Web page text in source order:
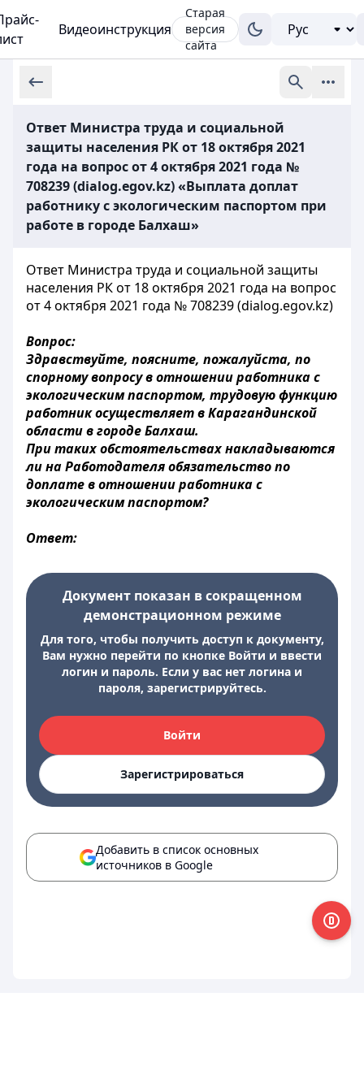
Видеоинструкция
Старая
версия
сайта
Ответ Министра труда и социальной
защиты населения РК от 18 октября 2021
года на вопрос от 4 октября 2021 года №
708239 (dialog.egov.kz) «Выплата доплат
работнику с экологическим паспортом при
работе в городе Балхаш»
Ответ Министра труда и социальной защиты
населения РК от 18 октября 2021 года на вопрос
от 4 октября 2021 года № 708239 (dialog.egov.kz)
Вопрос:
Здравствуйте, поясните, пожалуйста, по
спорному вопросу в отношении работника с
экологическим паспортом, трудовую функцию
работник осуществляет в Карагандинской
области в городе Балхаш.
При таких обстоятельствах накладываются
ли на Работодателя обязательство по
доплате в отношении работника с
экологическим паспортом?
Ответ:
Документ показан в сокращенном
демонстрационном режиме
Для того, чтобы получить доступ к документу,
Вам нужно перейти по кнопке Войти и ввести
логин и пароль. Если у вас нет логина и
пароля, зарегистрируйтесь.
Войти
Зарегистрироваться
Добавить в список основных
источников в Google